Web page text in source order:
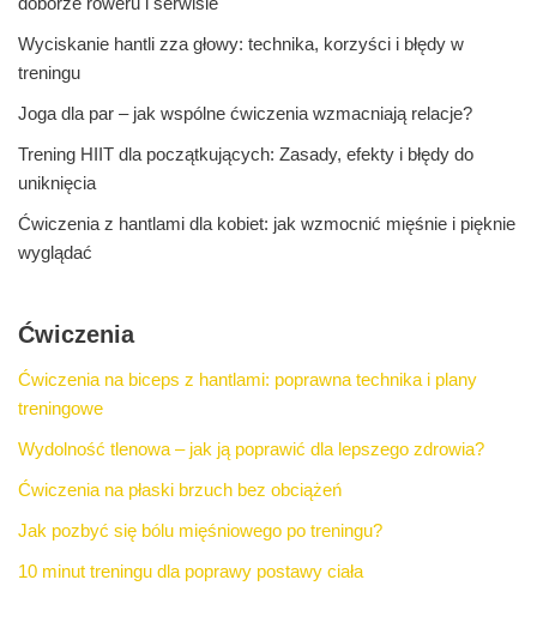
Wyciskanie hantli zza głowy: technika, korzyści i błędy w
treningu
Joga dla par – jak wspólne ćwiczenia wzmacniają relacje?
Trening HIIT dla początkujących: Zasady, efekty i błędy do
uniknięcia
Ćwiczenia z hantlami dla kobiet: jak wzmocnić mięśnie i pięknie
wyglądać
Ćwiczenia
Ćwiczenia na biceps z hantlami: poprawna technika i plany
treningowe
Wydolność tlenowa – jak ją poprawić dla lepszego zdrowia?
Ćwiczenia na płaski brzuch bez obciążeń
Jak pozbyć się bólu mięśniowego po treningu?
10 minut treningu dla poprawy postawy ciała